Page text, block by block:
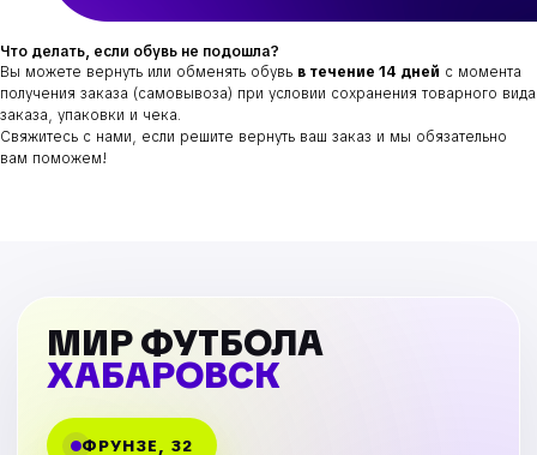
Что делать, если обувь не подошла?
Вы можете вернуть или обменять обувь в течение 14 дней с момента
получения заказа (самовывоза) при условии сохранения товарного вида
заказа, упаковки и чека.
Свяжитесь с нами, если решите вернуть ваш заказ и мы обязательно
вам поможем!
МИР ФУТБОЛА
ХАБАРОВСК
ФРУНЗЕ, 32